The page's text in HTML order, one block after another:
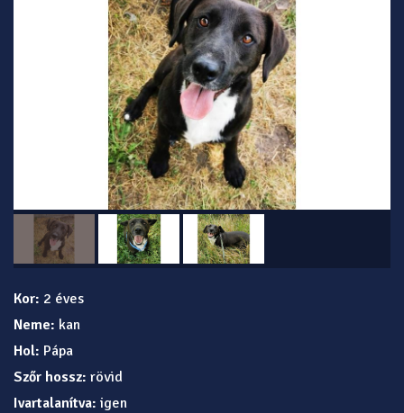
Kor: 2 éves
Neme: kan
Hol: Pápa
Szőr hossz: rövid
Ivartalanítva: igen